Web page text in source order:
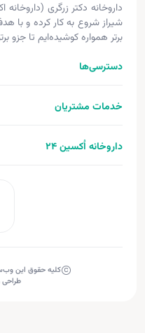
شیراز شروع به کار کرده و با
برتر همواره کوشیده‌ایم تا جزو
دسترسی‌ها
خدمات مشتریان
داروخانه اُکسین 24
کلیه حقوق این